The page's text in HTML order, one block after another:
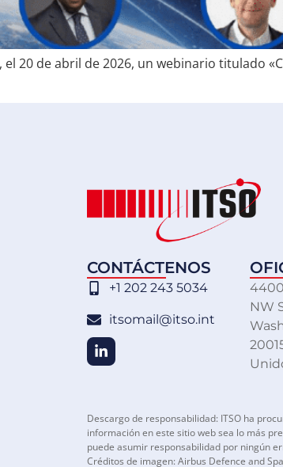
20 de abril de 2026, un webinario titulado
CONTÁCTENOS
+1 202 243 5034
itsomail@itso.int
NW
Descargo de responsabilidad: ITSO ha
información en este sitio web sea lo más
puede asumir responsabilidad por ningún
Créditos de imagen: Airbus Defence and